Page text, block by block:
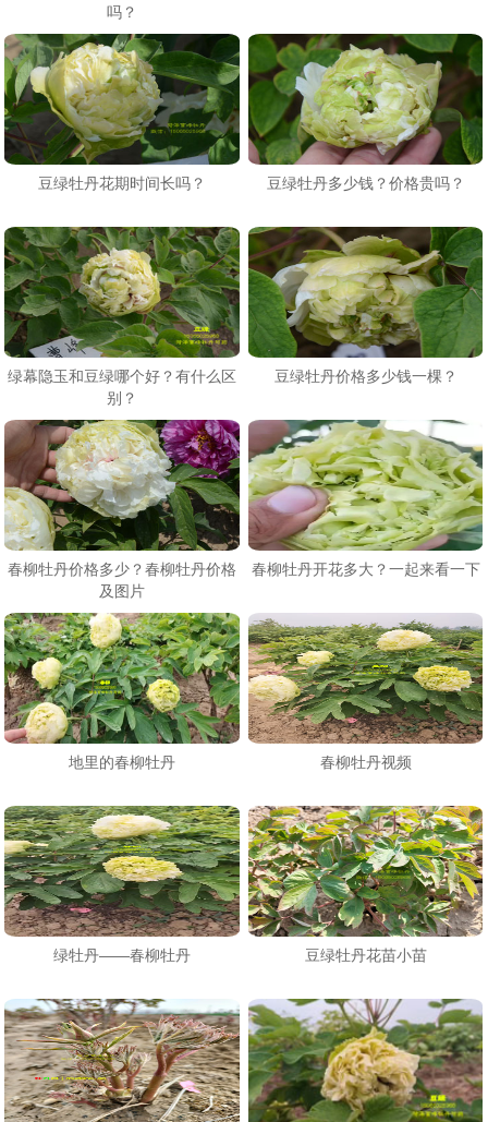
吗？
豆绿牡丹花期时间长吗？ 豆绿牡丹多少钱？价格贵吗？
绿幕隐玉和豆绿哪个好？有什么区
别？
豆绿牡丹价格多少钱一棵？
春柳牡丹价格多少？春柳牡丹价格
及图片
春柳牡丹开花多大？一起来看一下
地里的春柳牡丹 春柳牡丹视频
绿牡丹——春柳牡丹 豆绿牡丹花苗小苗